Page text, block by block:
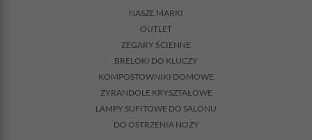
NASZE MARKI
OUTLET
ZEGARY ŚCIENNE
BRELOKI DO KLUCZY
KOMPOSTOWNIKI DOMOWE
ŻYRANDOLE KRYSZTAŁOWE
LAMPY SUFITOWE DO SALONU
DO OSTRZENIA NOŻY